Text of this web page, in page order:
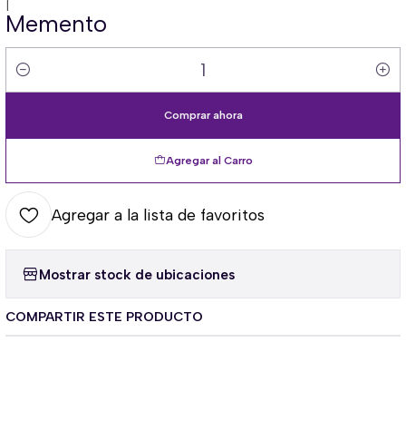
|
Memento
Cantidad
Agregar al Carro
Comprar ahora
Agregar a la lista de favoritos
Mostrar stock de ubicaciones
COMPARTIR ESTE PRODUCTO